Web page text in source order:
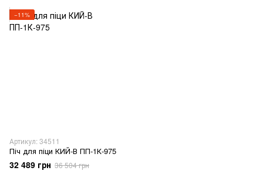
−11%
Артикул: 34511
Піч для піци КИЙ-В ПП-1К-975
32 489 грн 36 504 грн